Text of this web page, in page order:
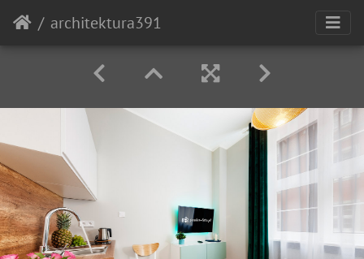
architektura391